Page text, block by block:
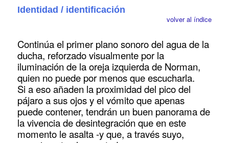
Identidad / identificación
volver al índice
Continúa el primer plano sonoro del agua de la
ducha, reforzado visualmente por la
iluminación de la oreja izquierda de Norman,
quien no puede por menos que escucharla.
Si a eso añaden la proximidad del pico del
pájaro a sus ojos y el vómito que apenas
puede contener, tendrán un buen panorama de
la vivencia de desintegración que en este
momento le asalta -y que, a través suyo,